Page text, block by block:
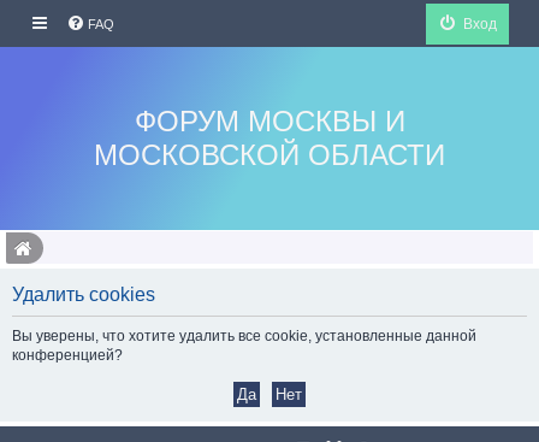
FAQ Вход
ФОРУМ МОСКВЫ И
МОСКОВСКОЙ ОБЛАСТИ
Удалить cookies
Вы уверены, что хотите удалить все cookie, установленные данной
конференцией?